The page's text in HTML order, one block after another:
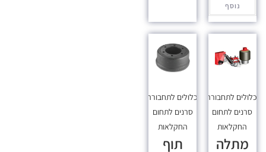
נוסף
לתחבורה,
סרנים לתחום
החקלאות
מתלה
מכלולים לתחבורה,
סרנים לתחום
החקלאות
תוף